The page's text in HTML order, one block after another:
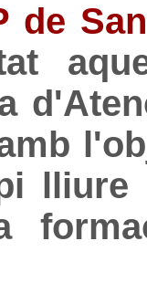
de
lliure